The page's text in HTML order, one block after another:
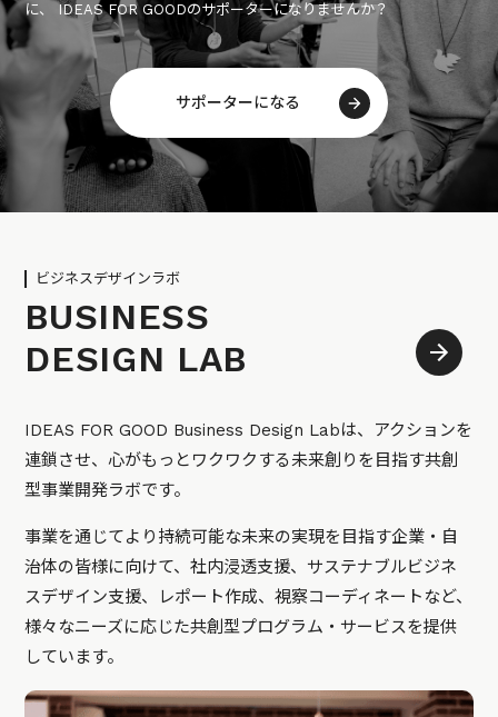
に、 IDEAS FOR GOODのサポーターになりませんか？
サポーターになる
ビジネスデザインラボ
BUSINESS
DESIGN LAB
IDEAS FOR GOOD Business Design Labは、アクションを
連鎖させ、心がもっとワクワクする未来創りを目指す共創
型事業開発ラボです。
事業を通じてより持続可能な未来の実現を目指す企業・自
治体の皆様に向けて、社内浸透支援、サステナブルビジネ
スデザイン支援、レポート作成、視察コーディネートなど、
様々なニーズに応じた共創型プログラム・サービスを提供
しています。